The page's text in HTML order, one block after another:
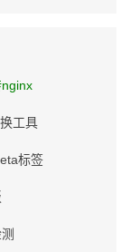
工具
标签